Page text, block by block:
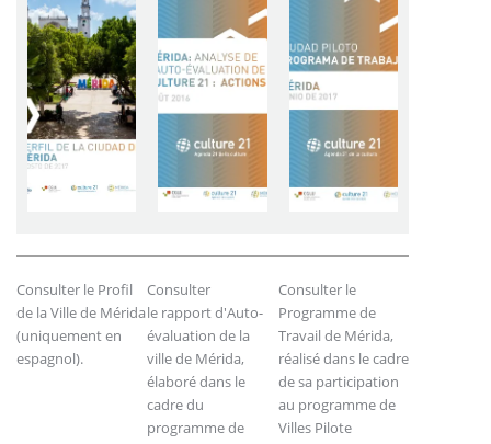
Consulter le Profil
de la Ville de Mérida
(uniquement en
espagnol).
Consulter
le rapport d'Auto-
évaluation de la
ville de Mérida,
élaboré dans le
cadre du
programme de
Consulter le
Programme de
Travail de Mérida,
réalisé dans le cadre
de sa participation
au programme de
Villes Pilote